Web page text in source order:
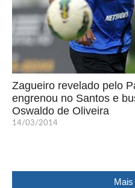
Zagueiro revelado pelo
engrenou no Santos e
Oswaldo de Oliveira
14/03/2014
Mais